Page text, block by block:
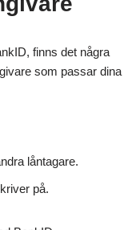
finns det några
som passar dina
låntagare.
på.